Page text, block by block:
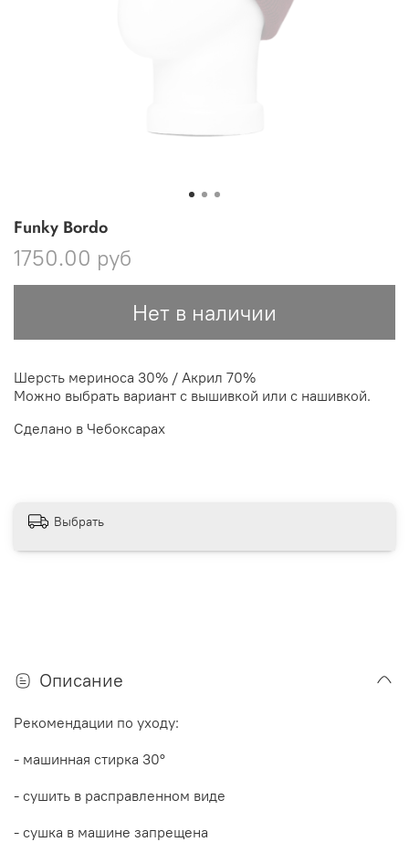
Funky Bordo
1750.00 руб
Нет в наличии
Шерсть мериноса 30% / Акрил 70%
Можно выбрать вариант с вышивкой или с нашивкой.
Сделано в Чебоксарах
Выбрать
Описание
Рекомендации по уходу:
- машинная стирка 30°
- сушить в расправленном виде
- сушка в машине запрещена